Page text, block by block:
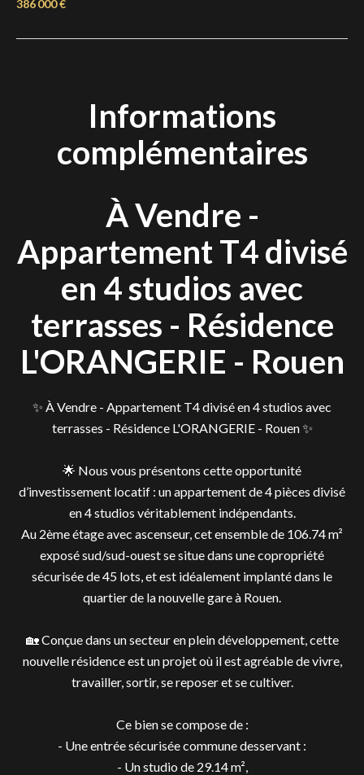
386 000 €
Informations
complémentaires
À Vendre -
Appartement T4 divisé
en 4 studios avec
terrasses - Résidence
L'ORANGERIE - Rouen
✨ À Vendre - Appartement T4 divisé en 4 studios avec
terrasses - Résidence L'ORANGERIE - Rouen ✨
🌟 Nous vous présentons cette opportunité
d’investissement locatif : un appartement de 4 pièces divisé
en 4 studios véritablement indépendants.
Au 2ème étage avec ascenseur, cet ensemble de 106.74 m²
exposé sud/sud-ouest se situe dans une copropriété
sécurisée de 45 lots, et est idéalement implanté dans le
quartier de la nouvelle gare à Rouen.
🏡 Conçue dans un secteur en plein développement, cette
nouvelle résidence est un projet où il est agréable de vivre,
travailler, sortir, se reposer et se cultiver.
Ce bien se compose de :
- Une entrée sécurisée commune desservant :
- Un studio de 29.14 m²,